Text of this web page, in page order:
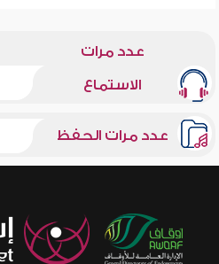
عدد مرات
الاستماع
عدد مرات الحفظ